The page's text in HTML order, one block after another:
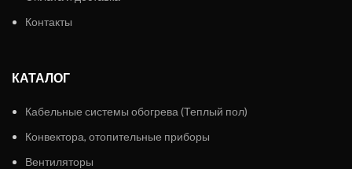
Контакты
КАТАЛОГ
Кабельные системы обогрева (Теплый пол)
Конвектора, отопительные приборы
Вентиляторы